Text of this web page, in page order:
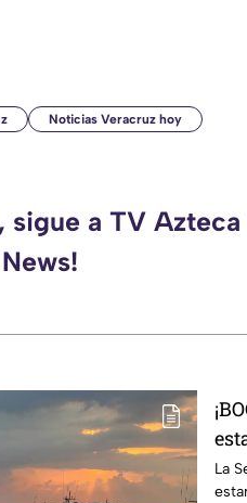
Noticias Veracruz hoy
a TV
La